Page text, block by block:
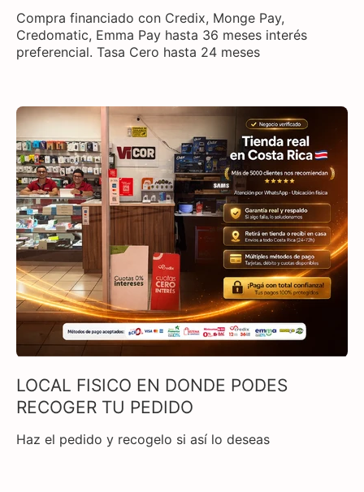
Compra financiado con Credix, Monge Pay,
Credomatic, Emma Pay hasta 36 meses interés
preferencial. Tasa Cero hasta 24 meses
LOCAL FISICO EN DONDE PODES
RECOGER TU PEDIDO
Haz el pedido y recogelo si así lo deseas